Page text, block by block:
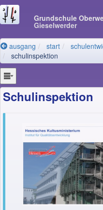
Grundschule
Gieselwerder
ausgang start
schulinspektion
Schulinspektion